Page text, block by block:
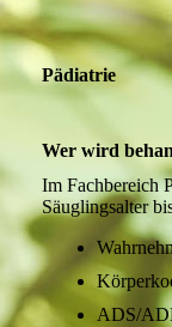
Pädiatrie
Wer wird
Im Fachbereich
Säuglingsalter
ADS/